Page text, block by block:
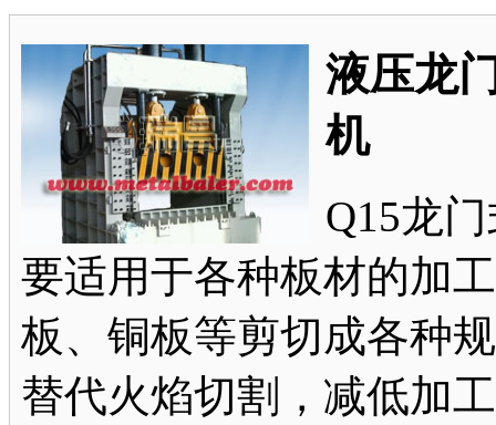
液压龙
机
Q15龙
要适用于各种板材的加
板、铜板等剪切成各种
替代火焰切割，减低加